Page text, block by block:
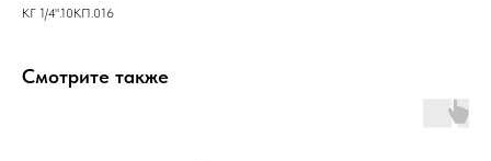
КГ 1/4".10КП.016
Смотрите также